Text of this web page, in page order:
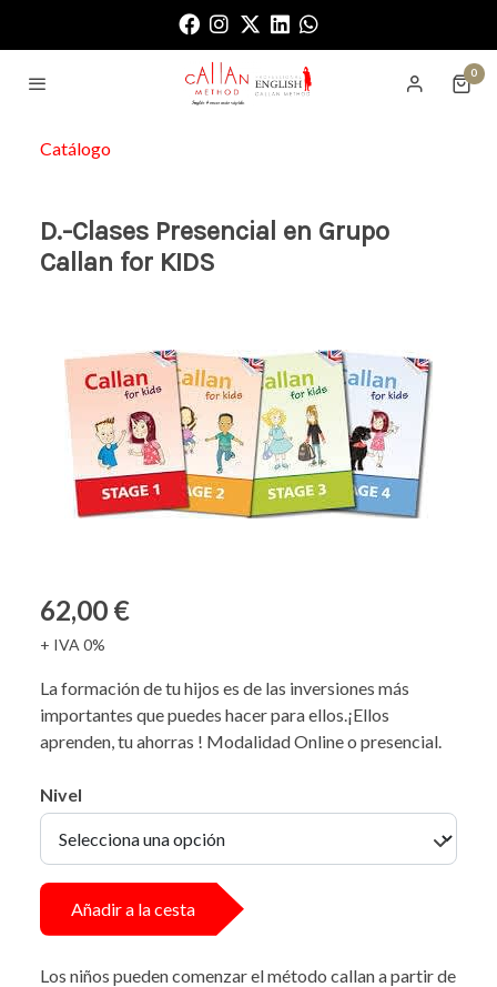
0
Catálogo
D.-Clases Presencial en Grupo
Callan for KIDS
62,00 €
+ IVA 0%
La formación de tu hijos es de las inversiones más
importantes que puedes hacer para ellos.¡Ellos
aprenden, tu ahorras ! Modalidad Online o presencial.
Nivel
Añadir a la cesta
Los niños pueden comenzar el método callan a partir de